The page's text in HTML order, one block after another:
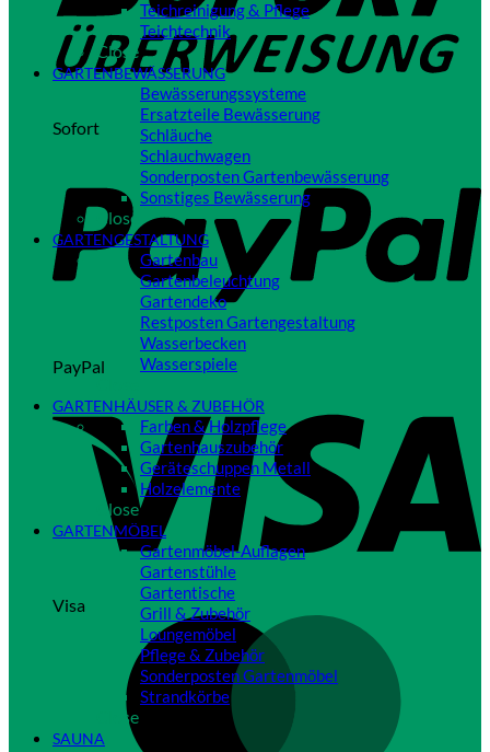
Sofort
PayPal
Visa
Teichreinigung & Pflege
Teichtechnik
Close
GARTENBEWÄSSERUNG
Bewässerungssysteme
Ersatzteile Bewässerung
Schläuche
Schlauchwagen
Sonderposten Gartenbewässerung
Sonstiges Bewässerung
Close
GARTENGESTALTUNG
Gartenbau
Gartenbeleuchtung
Gartendeko
Restposten Gartengestaltung
Wasserbecken
Wasserspiele
GARTENHÄUSER & ZUBEHÖR
Farben & Holzpflege
Gartenhauszubehör
Geräteschuppen Metall
Holzelemente
Close
GARTENMÖBEL
Gartenmöbel-Auflagen
Gartenstühle
Gartentische
Grill & Zubehör
Loungemöbel
Pflege & Zubehör
Sonderposten Gartenmöbel
Strandkörbe
Close
SAUNA